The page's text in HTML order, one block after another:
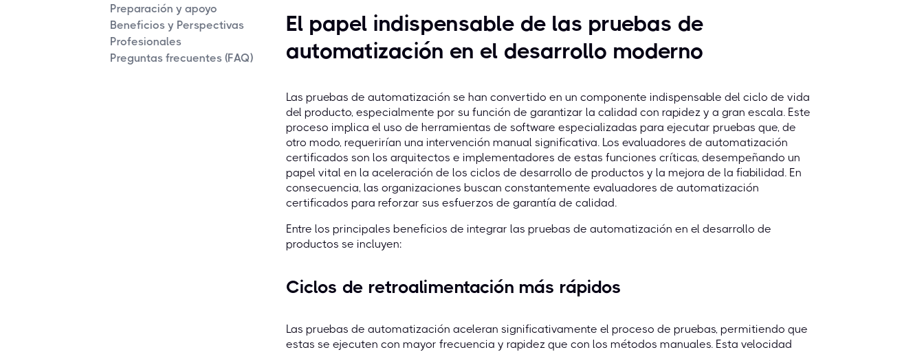
Preparación y apoyo
Beneficios y Perspectivas
Profesionales
Preguntas frecuentes (FAQ)
El papel indispensable de las pruebas de
automatización en el desarrollo moderno
Las pruebas de automatización se han convertido en un componente indispensable del ciclo de vida
del producto, especialmente por su función de garantizar la calidad con rapidez y a gran escala. Este
proceso implica el uso de herramientas de software especializadas para ejecutar pruebas que, de
otro modo, requerirían una intervención manual significativa. Los evaluadores de automatización
certificados son los arquitectos e implementadores de estas funciones críticas, desempeñando un
papel vital en la aceleración de los ciclos de desarrollo de productos y la mejora de la fiabilidad. En
consecuencia, las organizaciones buscan constantemente evaluadores de automatización
certificados para reforzar sus esfuerzos de garantía de calidad.
Entre los principales beneficios de integrar las pruebas de automatización en el desarrollo de
productos se incluyen:
Ciclos de retroalimentación más rápidos
Las pruebas de automatización aceleran significativamente el proceso de pruebas, permitiendo que
estas se ejecuten con mayor frecuencia y rapidez que con los métodos manuales. Esta velocidad